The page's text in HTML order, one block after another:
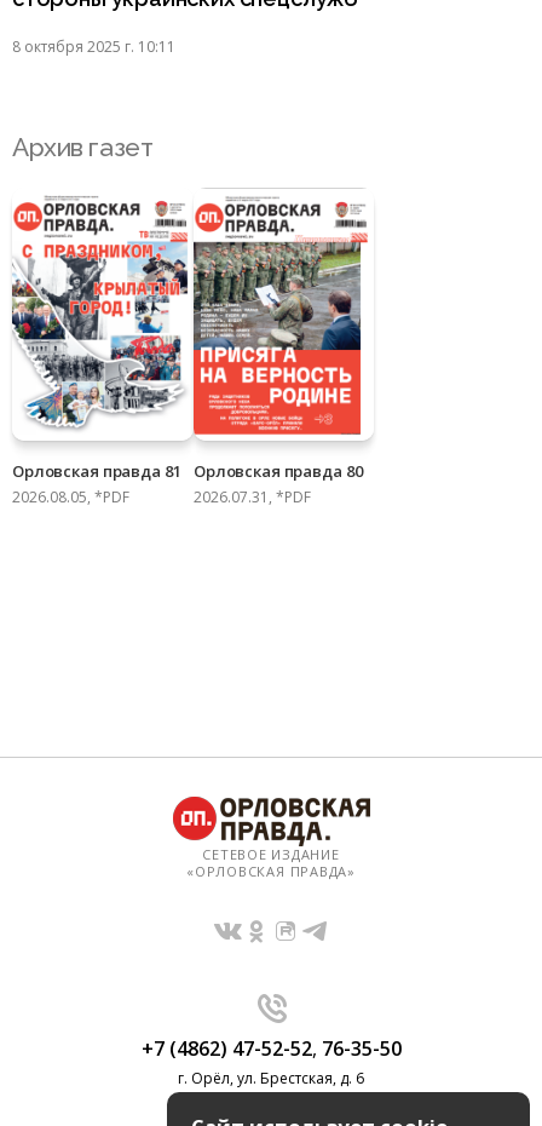
8 октября 2025 г. 10:11
Архив газет
Орловская правда 81
2026.08.05, *PDF
Орловская правда 80
2026.07.31, *PDF
СЕТЕВОЕ ИЗДАНИЕ
«ОРЛОВСКАЯ ПРАВДА»
+7 (4862) 47-52-52, 76-35-50
г. Орёл, ул. Брестская, д. 6